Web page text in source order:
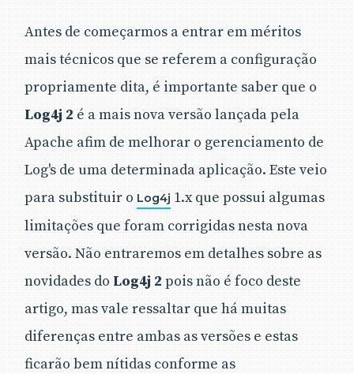
Antes de começarmos a entrar em méritos
mais técnicos que se referem a configuração
propriamente dita, é importante saber que o
Log4j 2 é a mais nova versão lançada pela
Apache afim de melhorar o gerenciamento de
Log's de uma determinada aplicação. Este veio
para substituir o Log4j 1.x que possui algumas
limitações que foram corrigidas nesta nova
versão. Não entraremos em detalhes sobre as
novidades do Log4j 2 pois não é foco deste
artigo, mas vale ressaltar que há muitas
diferenças entre ambas as versões e estas
ficarão bem nítidas conforme as